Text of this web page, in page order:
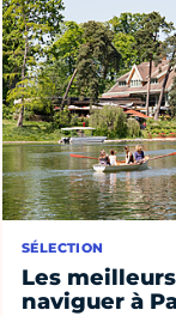
SÉLECTION
Les
naviguer à